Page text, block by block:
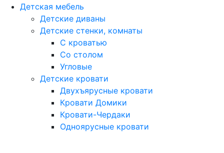
Детская мебель
Детские диваны
Детские стенки, комнаты
С кроватью
Со столом
Угловые
Детские кровати
Двухъярусные кровати
Кровати Домики
Кровати-Чердаки
Одноярусные кровати